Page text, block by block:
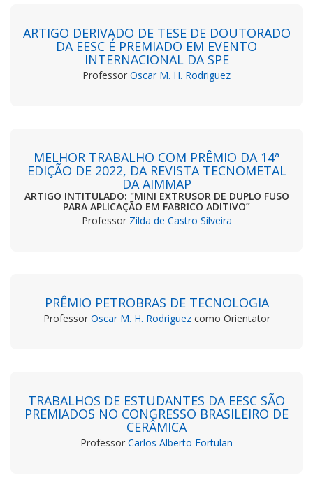
ARTIGO DERIVADO DE TESE DE DOUTORADO
DA EESC É PREMIADO EM EVENTO
INTERNACIONAL DA SPE
Professor Oscar M. H. Rodriguez
MELHOR TRABALHO COM PRÊMIO DA 14ª
EDIÇÃO DE 2022, DA REVISTA TECNOMETAL
DA AIMMAP
ARTIGO INTITULADO: "MINI EXTRUSOR DE DUPLO FUSO
PARA APLICAÇÃO EM FABRICO ADITIVO”
Professor Zilda de Castro Silveira
PRÊMIO PETROBRAS DE TECNOLOGIA
Professor Oscar M. H. Rodriguezcomo Orientator
TRABALHOS DE ESTUDANTES DA EESC SÃO
PREMIADOS NO CONGRESSO BRASILEIRO DE
CERÂMICA
Professor Carlos Alberto Fortulan